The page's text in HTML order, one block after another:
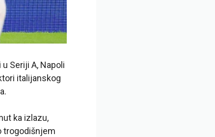
Seriji A, Napoli
italijanskog
ka izlazu,
trogodišnjem